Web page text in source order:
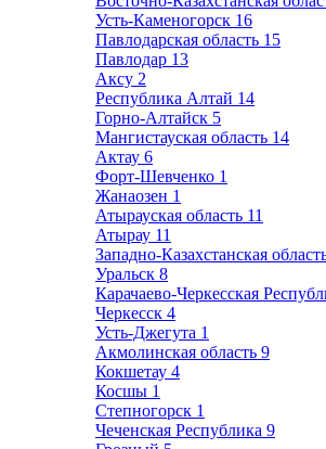
Усть-Каменогорск 16
Павлодарская область 15
Павлодар 13
Аксу 2
Республика Алтай 14
Горно-Алтайск 5
Мангистауская область 14
Актау 6
Форт-Шевченко 1
Жанаозен 1
Атырауская область 11
Атырау 11
Западно-Казахстанская
Уральск 8
Карачаево-Черкесская
Черкесск 4
Усть-Джегута 1
Акмолинская область 9
Кокшетау 4
Косшы 1
Степногорск 1
Чеченская Республика 9